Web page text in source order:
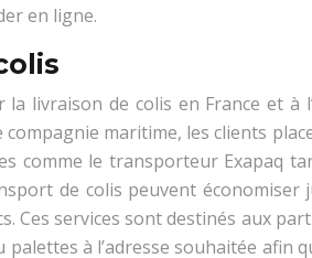
en ligne.
livraison de colis en France et à
maritime, les clients
le transporteur Exapaq
de colis peuvent économiser
Ces services sont destinés aux
à l’adresse souhaitée afin